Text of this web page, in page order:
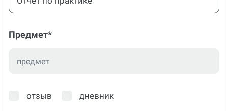
Предмет*
отзыв дневник